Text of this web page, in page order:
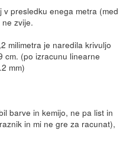
presledku enega metra (med
zvije.
milimetra je naredila krivuljo
cm. (po izracunu linearne
mm)
barve in kemijo, ne pa list in
in mi ne gre za racunat),